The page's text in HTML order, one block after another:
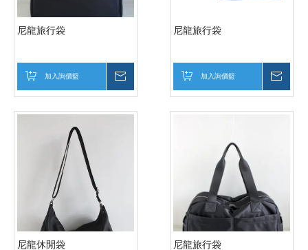
尼龍旅行袋
加入詢價籃
尼龍旅行袋
加入詢價籃
尼龍休閒袋 尼龍旅行袋